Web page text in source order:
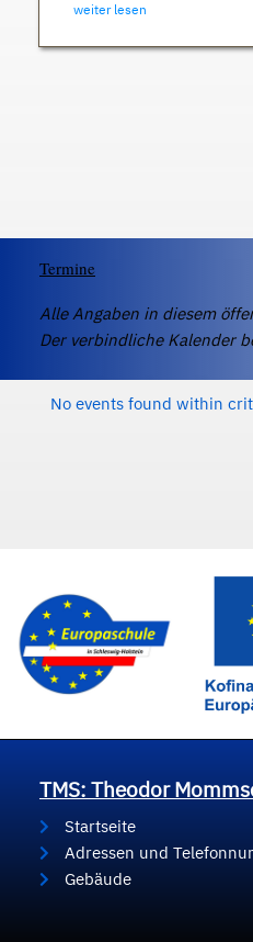
weiter lesen
Termine
Alle Angaben in diesem
Der verbindliche Kalender
No events found within
TMS: Theodor
Startseite
Adressen und
Gebäude